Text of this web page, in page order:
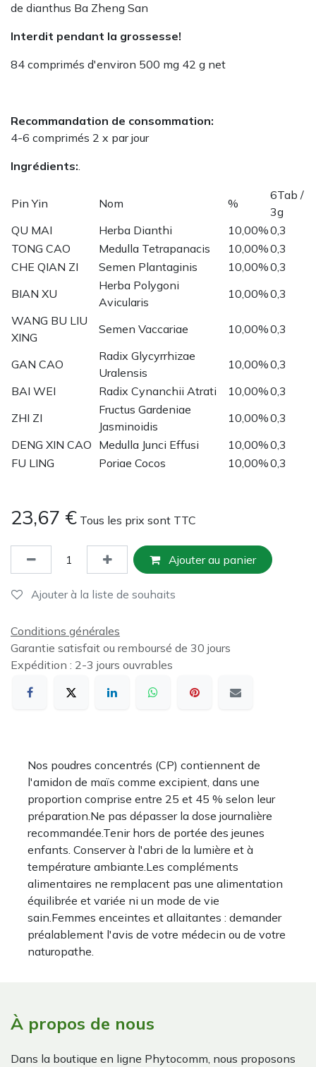
de dianthus Ba Zheng San
Interdit pendant la grossesse!
84 comprimés d'environ 500 mg 42 g net
Recommandation de consommation:
4-6 comprimés 2 x par jour
Ingrédients:.
Pin Yin Nom %
6Tab /
3g
QU MAI
Herba Dianthi 10,00%0,3
TONG CAO
Medulla Tetrapanacis 10,00%0,3
CHE QIAN ZI
Semen Plantaginis 10,00%0,3
BIAN XU
Herba Polygoni
Avicularis
10,00%0,3
WANG BU LIU
XING
Semen Vaccariae 10,00%0,3
GAN CAO
Radix Glycyrrhizae
Uralensis
10,00%0,3
BAI WEI
Radix Cynanchii Atrati 10,00%0,3
ZHI ZI
Fructus Gardeniae
Jasminoidis
10,00%0,3
DENG XIN CAO Medulla Junci Effusi 10,00%0,3
FU LING
Poriae Cocos 10,00%0,3
23,67 € Tous les prix sont TTC
Ajouter au panier
Ajouter à la liste de souhaits
Conditions générales
Garantie satisfait ou remboursé de 30 jours
Expédition : 2-3 jours ouvrables
Nos poudres concentrés (CP) contiennent de
l'amidon de maïs comme excipient, dans une
proportion comprise entre 25 et 45 % selon leur
préparation.Ne pas dépasser la dose journalière
recommandée.Tenir hors de portée des jeunes
enfants. Conserver à l'abri de la lumière et à
température ambiante.Les compléments
alimentaires ne remplacent pas une alimentation
équilibrée et variée ni un mode de vie
sain.Femmes enceintes et allaitantes : demander
préalablement l'avis de votre médecin ou de votre
naturopathe.
À propos de nous
Dans la boutique en ligne Phytocomm, nous proposons